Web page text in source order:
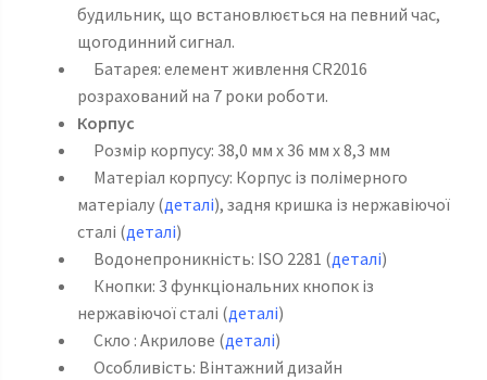
будильник, що встановлюється на певний час,
щогодинний сигнал.
Батарея: елемент живлення СR2016
розрахований на 7 роки роботи.
Корпус
Розмір корпусу: 38,0 мм x 36 мм x 8,3 мм
Матеріал корпусу: Корпус із полімерного
матеріалу (деталі), задня кришка із нержавіючої
сталі (деталі)
Водонепроникність: ISO 2281 (деталі)
Кнопки: 3 функціональних кнопок із
нержавіючої сталі (деталі)
Скло : Акрилове (деталі)
Особливість: Вінтажний дизайн